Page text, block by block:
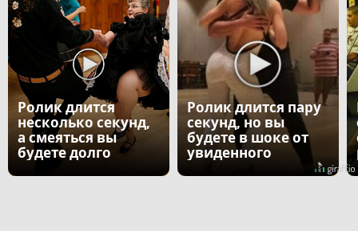
Ролик длится
несколько секунд,
а смеяться вы
будете долго
Ролик длится пару
секунд, но вы
будете в шоке от
увиденного